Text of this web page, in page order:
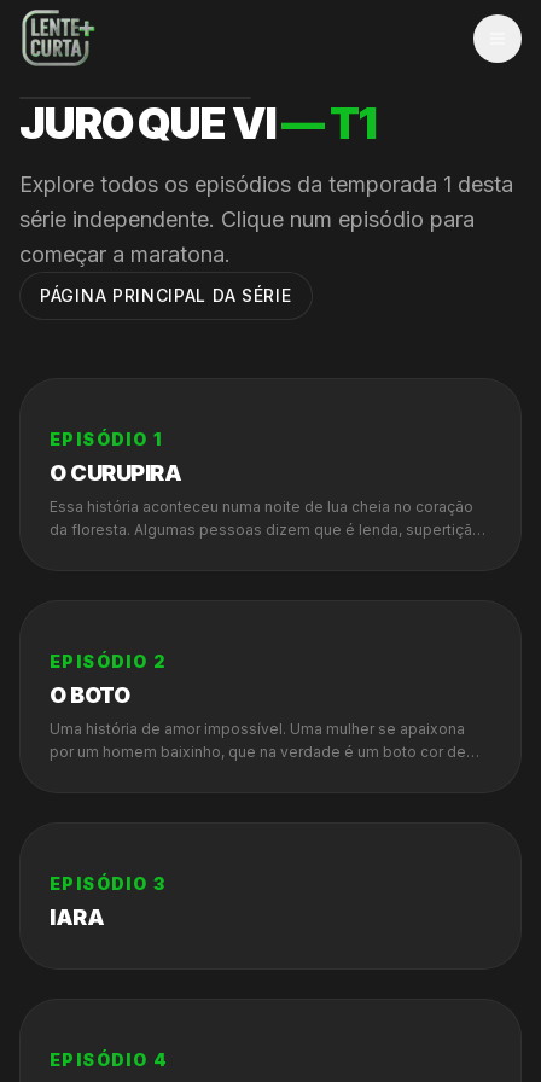
JURO QUE VI— T1
Explore todos os episódios da temporada 1 desta
série independente. Clique num episódio para
começar a maratona.
PÁGINA PRINCIPAL DA SÉRIE
EPISÓDIO 1
O CURUPIRA
Essa história aconteceu numa noite de lua cheia no coração
da floresta. Algumas pessoas dizem que é lenda, supertição
EPISÓDIO 2
O BOTO
Uma história de amor impossível. Uma mulher se apaixona
por um homem baixinho, que na verdade é um boto cor de
EPISÓDIO 3
IARA
EPISÓDIO 4